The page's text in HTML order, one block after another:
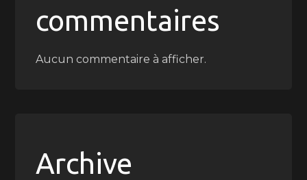
commentaires
Aucun commentaire à afficher.
Archive